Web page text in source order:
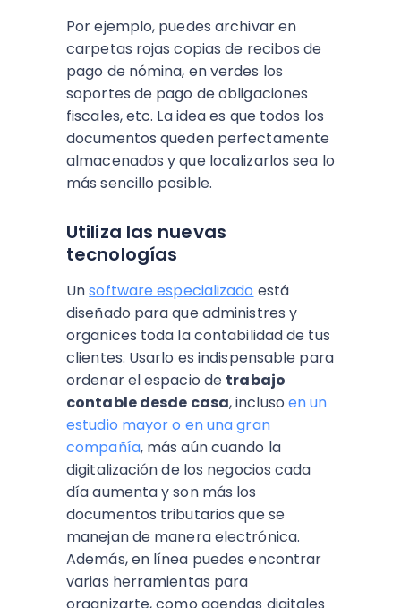
Por ejemplo, puedes archivar en
carpetas rojas copias de recibos de
pago de nómina, en verdes los
soportes de pago de obligaciones
fiscales, etc. La idea es que todos los
documentos queden perfectamente
almacenados y que localizarlos sea lo
más sencillo posible.
Utiliza las nuevas
tecnologías
Unsoftware especializado está
diseñado para que administres y
organices toda la contabilidad de tus
clientes. Usarlo es indispensable para
ordenar el espacio de trabajo
contable desde casa, incluso en un
estudio mayor o en una gran
compañía, más aún cuando la
digitalización de los negocios cada
día aumenta y son más los
documentos tributarios que se
manejan de manera electrónica.
Además, en línea puedes encontrar
varias herramientas para